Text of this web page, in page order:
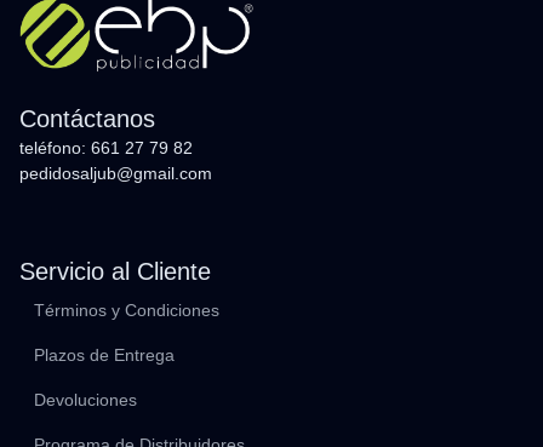
Contáctanos
teléfono: 661 27 79 82
pedidosaljub@gmail.com
Servicio al Cliente
Términos y Condiciones
Plazos de Entrega
Devoluciones